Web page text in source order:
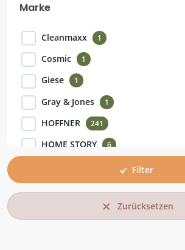
Marke
Cleanmaxx 1
Cosmic 1
Giese 1
Gray & Jones 1
HOFFNER 241
HOME STORY 6
KHG
Filter
Zurücksetzen